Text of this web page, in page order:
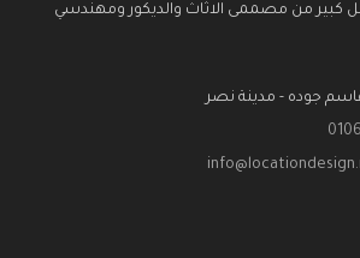
كبير من مصممى الاثاث والديكور ومهندسي